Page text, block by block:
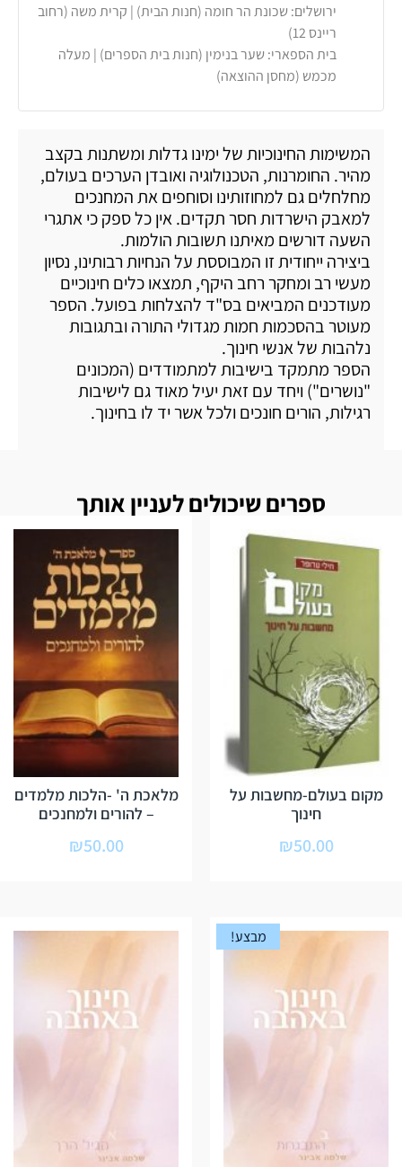
ירושלים: שכונת הר חומה (חנות הבית) | קרית משה (רחוב
ריינס 12)
בית הספארי: שער בנימין (חנות בית הספרים) | מעלה
מכמש (מחסן ההוצאה)
המשימות החינוכיות של ימינו גדלות ומשתנות בקצב
מהיר. החומרנות, הטכנולוגיה ואובדן הערכים בעולם,
מחלחלים גם למחוזותינו וסוחפים את המחנכים
למאבק הישרדות חסר תקדים. אין כל ספק כי אתגרי
השעה דורשים מאיתנו תשובות הולמות.
ביצירה ייחודית זו המבוססת על הנחיות רבותינו, נסיון
מעשי רב ומחקר רחב היקף, תמצאו כלים חינוכיים
מעודכנים המביאים בס"ד להצלחות בפועל. הספר
מעוטר בהסכמות חמות מגדולי התורה ובתגובות
נלהבות של אנשי חינוך.
הספר מתמקד בישיבות למתמודדים (המכונים
"נושרים") ויחד עם זאת יעיל מאוד גם לישיבות
רגילות, הורים חונכים ולכל אשר יד לו בחינוך.
ספרים שיכולים לעניין אותך
מקום בעולם-מחשבות על
חינוך
₪50.00
מלאכת ה' -הלכות מלמדים
– להורים ולמחנכים
₪50.00
מבצע!